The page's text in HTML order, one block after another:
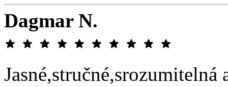
Dagmar N.